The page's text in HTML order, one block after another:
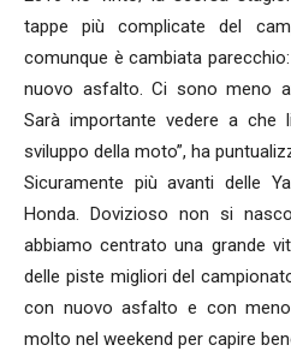
tappe più complicate del
comunque è cambiata
nuovo asfalto. Ci sono meno
Sarà importante vedere a che
sviluppo della moto”, ha
Sicuramente più avanti delle
Honda. Dovizioso non si
abbiamo centrato una grande
delle piste migliori del
con nuovo asfalto e con meno
molto nel weekend per capire